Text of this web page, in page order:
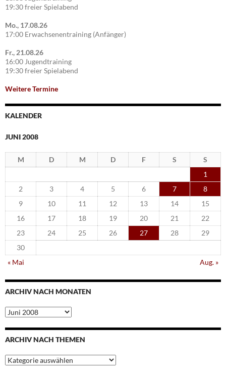
19:30 freier Spielabend
Mo., 17.08.26
17:00 Erwachsenentraining (Anfänger)
Fr., 21.08.26
16:00 Jugendtraining
19:30 freier Spielabend
Weitere Termine
KALENDER
JUNI 2008
M D M D F S
S
1
2
3 4 5 6 7
8
9
10 11 12 13 14
15
16
17 18 19 20 21
22
23
24 25 26 27 28
29
30
« Mai
Aug. »
ARCHIV NACH MONATEN
Archiv
nach
Monaten
ARCHIV NACH THEMEN
Archiv
nach